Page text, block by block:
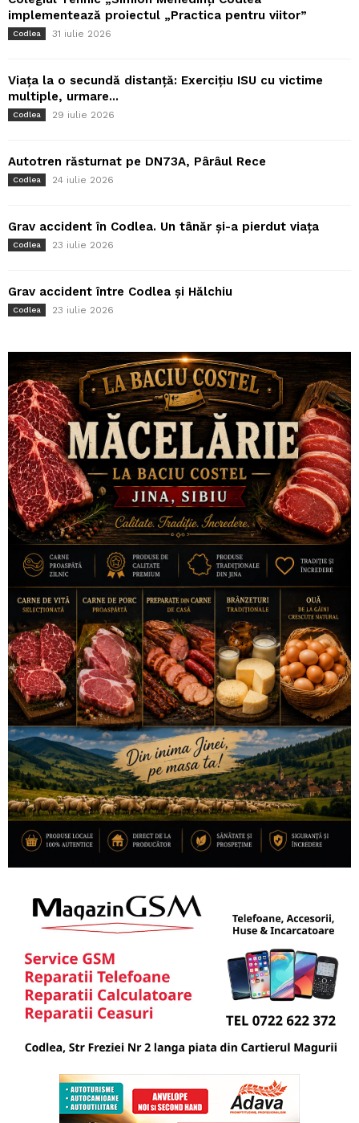
implementează proiectul „Practica pentru viitor”
Codlea 31 iulie 2026
Viața la o secundă distanță: Exercițiu ISU cu victime
multiple, urmare...
Codlea 29 iulie 2026
Autotren răsturnat pe DN73A, Pârâul Rece
Codlea 24 iulie 2026
Grav accident în Codlea. Un tânăr și-a pierdut viața
Codlea 23 iulie 2026
Grav accident între Codlea și Hălchiu
Codlea 23 iulie 2026